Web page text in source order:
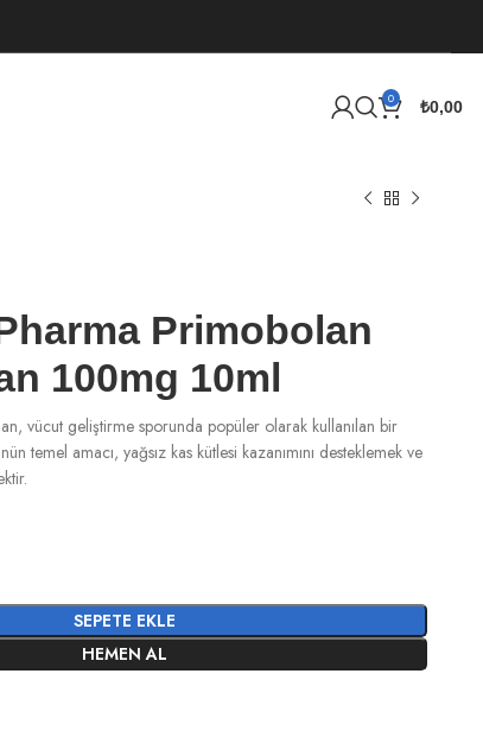
0 ₺0,00
Primobolan
100mg 10ml
vücut geliştirme sporunda popüler olarak kullanılan bir
temel amacı, yağsız kas kütlesi kazanımını desteklemek ve
SEPETE EKLE
HEMEN AL